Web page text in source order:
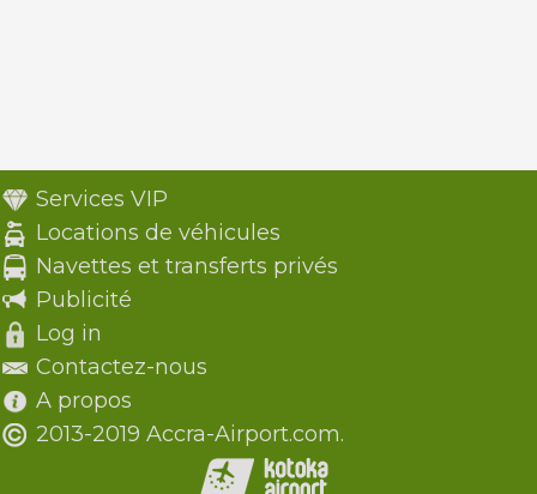
Services VIP
Locations de véhicules
Navettes et transferts privés
Publicité
Log in
Contactez-nous
A propos
2013-2019 Accra-Airport.com.